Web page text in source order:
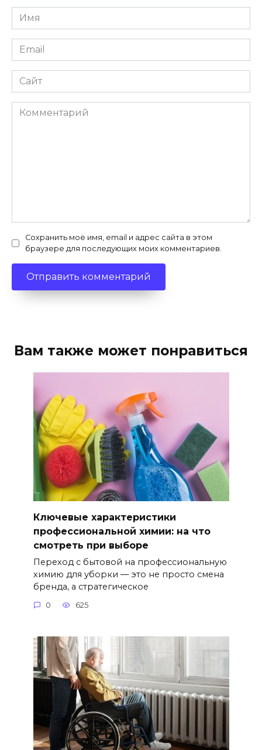
Имя
Email
Сайт
Комментарий
Сохранить моё имя, email и адрес сайта в этом
браузере для последующих моих комментариев.
Вам также может понравиться
Ключевые характеристики
профессиональной химии: на что
смотреть при выборе
Переход с бытовой на профессиональную
химию для уборки — это не просто смена
бренда, а стратегическое
0 625